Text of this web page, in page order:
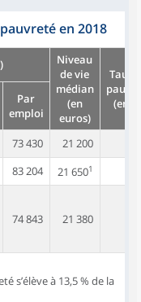
en 2018
Niveau
de vie
médian
(en
euros)
Taux
(en
Par
emploi
73 430 21 200
83 204 21 6501
74 843 21 380
s’élève à 13,5 % de la